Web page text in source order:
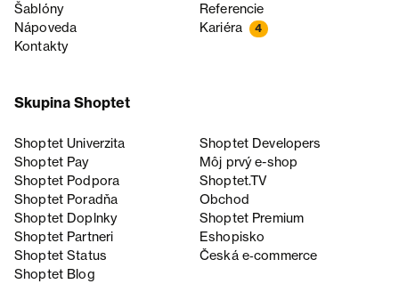
Šablóny
Referencie
Nápoveda
Kariéra 4
Kontakty
Skupina Shoptet
Shoptet Univerzita
Shoptet Developers
Shoptet Pay
Môj prvý e-shop
Shoptet Podpora
Shoptet.TV
Shoptet Poradňa
Obchod
Shoptet Doplnky
Shoptet Premium
Shoptet Partneri
Eshopisko
Shoptet Status
Česká e‑commerce
Shoptet Blog